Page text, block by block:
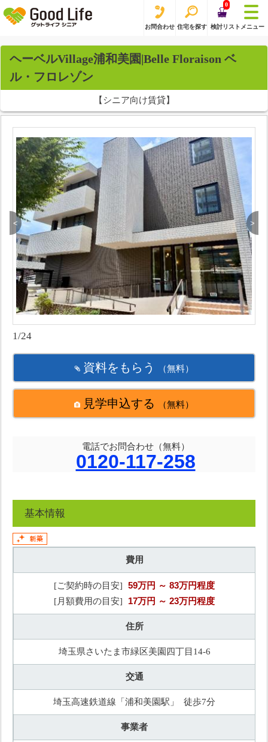
お問合わせ 住宅を探す
0
検討リスト メニュー
ヘーベルVillage浦和美園|Belle Floraison ベ
ル・フロレゾン
【シニア向け賃貸】
< >
1/24
資料をもらう （無料）
見学申込する （無料）
電話でお問合わせ（無料）
0120-117-258
基本情報
費用
[ご契約時の目安] 59万円 ～ 83万円程度
[月額費用の目安] 17万円 ～ 23万円程度
住所
埼玉県さいたま市緑区美園四丁目14-6
交通
埼玉高速鉄道線「浦和美園駅」 徒歩7分
事業者